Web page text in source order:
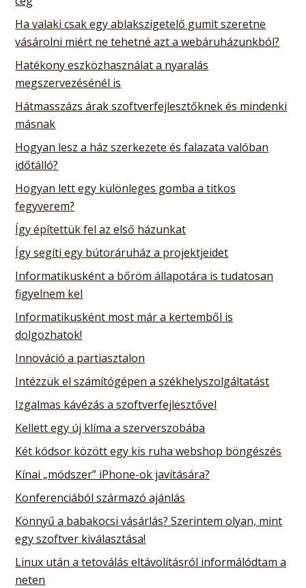
Ha valaki csak egy ablakszigetelő gumit szeretne
vásárolni miért ne tehetné azt a webáruházunkból?
Hatékony eszközhasználat a nyaralás
megszervezésénél is
Hátmasszázs árak szoftverfejlesztőknek és mindenki
másnak
Hogyan lesz a ház szerkezete és falazata valóban
időtálló?
Hogyan lett egy különleges gomba a titkos
fegyverem?
Így építettük fel az első házunkat
Így segíti egy bútoráruház a projektjeidet
Informatikusként a bőröm állapotára is tudatosan
figyelnem kel
Informatikusként most már a kertemből is
dolgozhatok!
Innováció a partiasztalon
Intézzük el számítógépen a székhelyszolgáltatást
Izgalmas kávézás a szoftverfejlesztővel
Kellett egy új klíma a szerverszobába
Két kódsor között egy kis ruha webshop böngészés
Kínai „módszer” iPhone-ok javítására?
Konferenciából származó ajánlás
Könnyű a babakocsi vásárlás? Szerintem olyan, mint
egy szoftver kiválasztása!
Linux után a tetoválás eltávolításról informálódtam a
neten